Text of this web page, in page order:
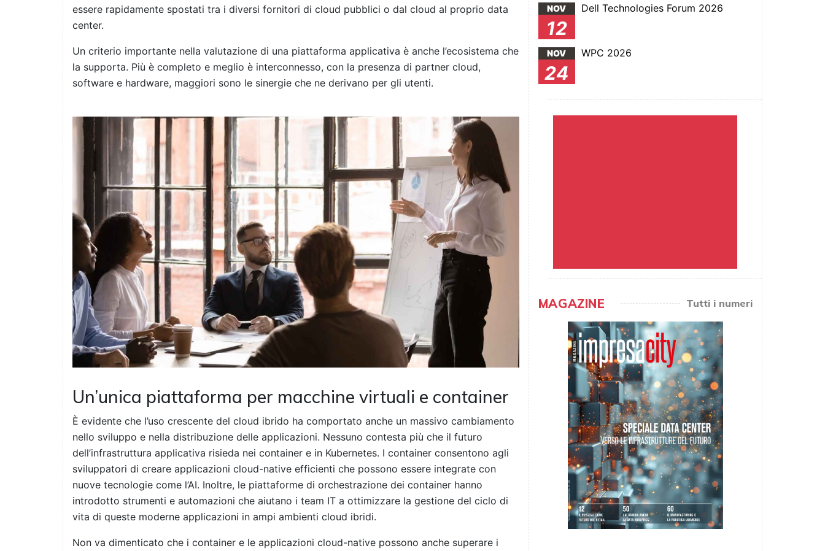
essere rapidamente spostati tra i diversi fornitori di cloud pubblici o dal cloud al proprio data
center.
Un criterio importante nella valutazione di una piattaforma applicativa è anche l’ecosistema che
la supporta. Più è completo e meglio è interconnesso, con la presenza di partner cloud,
software e hardware, maggiori sono le sinergie che ne derivano per gli utenti.
Un’unica piattaforma per macchine virtuali e container
È evidente che l’uso crescente del cloud ibrido ha comportato anche un massivo cambiamento
nello sviluppo e nella distribuzione delle applicazioni. Nessuno contesta più che il futuro
dell’infrastruttura applicativa risieda nei container e in Kubernetes. I container consentono agli
sviluppatori di creare applicazioni cloud-native efficienti che possono essere integrate con
nuove tecnologie come l’AI. Inoltre, le piattaforme di orchestrazione dei container hanno
introdotto strumenti e automazioni che aiutano i team IT a ottimizzare la gestione del ciclo di
vita di queste moderne applicazioni in ampi ambienti cloud ibridi.
Non va dimenticato che i container e le applicazioni cloud-native possono anche superare i
NOV
12
Dell Technologies Forum 2026
NOV
24
WPC 2026
MAGAZINE Tutti i numeri